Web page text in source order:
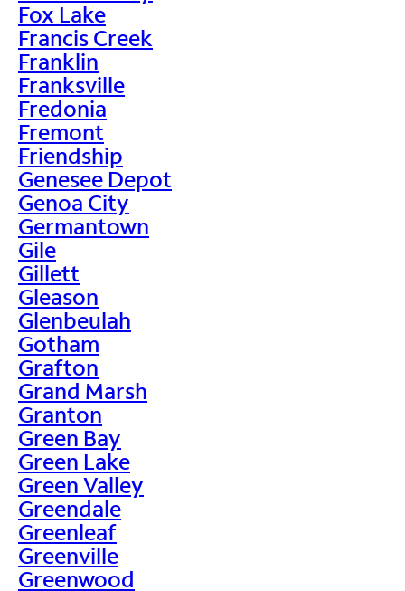
Fox Lake
Francis Creek
Franklin
Franksville
Fredonia
Fremont
Friendship
Genesee Depot
Genoa City
Germantown
Gile
Gillett
Gleason
Glenbeulah
Gotham
Grafton
Grand Marsh
Granton
Green Bay
Green Lake
Green Valley
Greendale
Greenleaf
Greenville
Greenwood